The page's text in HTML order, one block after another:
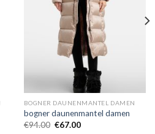
BOGNER DAUNENMANTEL DAMEN
bogner daunenmantel damen
€94.00 €67.00